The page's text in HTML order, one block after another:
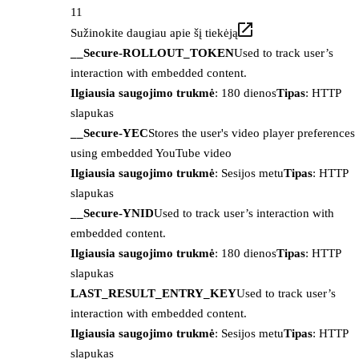
11
Sužinokite daugiau apie šį tiekėją
__Secure-ROLLOUT_TOKENUsed to track user’s
interaction with embedded content.
Ilgiausia saugojimo trukmė: 180 dienosTipas: HTTP
slapukas
__Secure-YECStores the user's video player preferences
using embedded YouTube video
Ilgiausia saugojimo trukmė: Sesijos metuTipas: HTTP
slapukas
__Secure-YNIDUsed to track user’s interaction with
embedded content.
Ilgiausia saugojimo trukmė: 180 dienosTipas: HTTP
slapukas
LAST_RESULT_ENTRY_KEYUsed to track user’s
interaction with embedded content.
Ilgiausia saugojimo trukmė: Sesijos metuTipas: HTTP
slapukas